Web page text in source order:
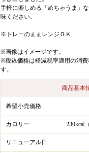
手軽に楽しめる「めちゃうま」
味ください。
※トレーのままレンジＯＫ
※画像はイメージです。
※税込価格は軽減税率適用の消
す。
商品基本
希望小売価格
カロリー 230kcal
リニューアル日